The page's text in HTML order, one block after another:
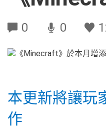
0 0
本更新將讓玩
作